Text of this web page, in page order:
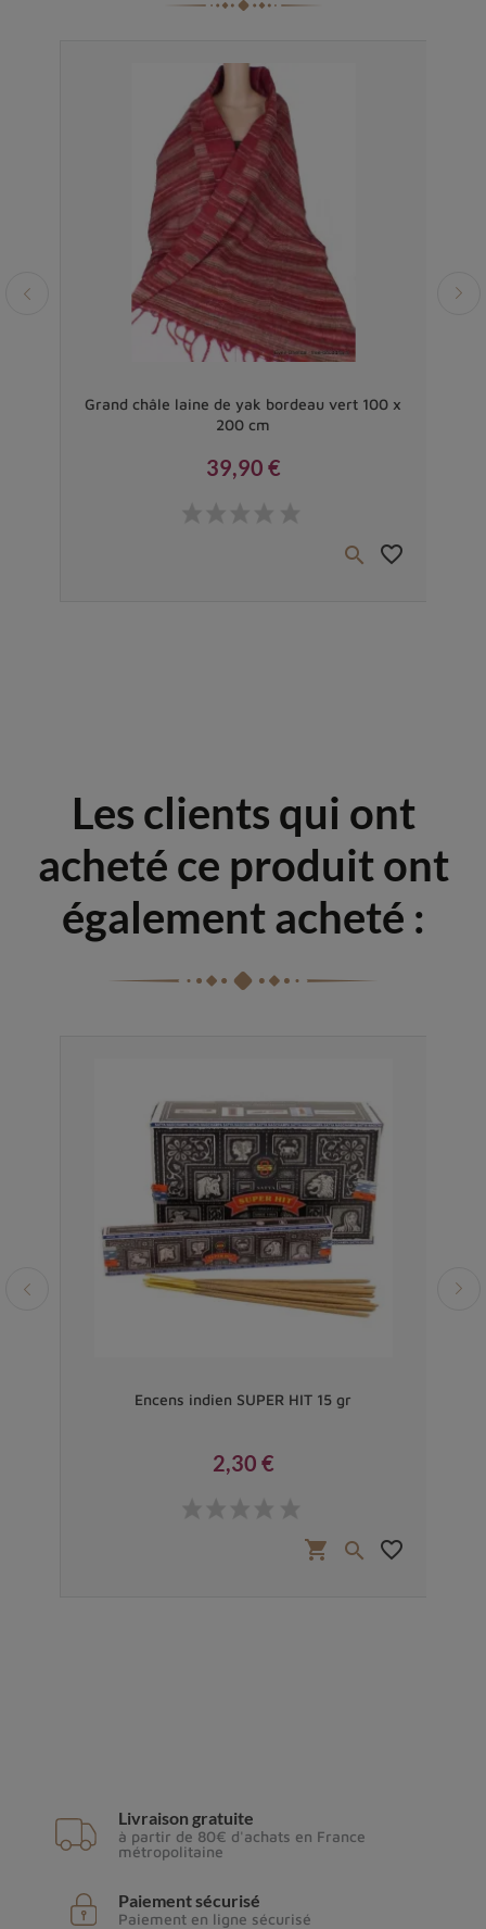
Grand châle laine de yak bordeau vert 100 x
200 cm
39,90 €
 favorite_border
Les clients qui ont
acheté ce produit ont
également acheté :
Encens indien SUPER HIT 15 gr
2,30 €
shopping_cart  favorite_border
Livraison gratuite
à partir de 80€ d'achats en France
métropolitaine
Paiement sécurisé
Paiement en ligne sécurisé